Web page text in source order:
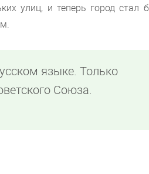
улиц, и теперь город стал
языке. Только
Союза.